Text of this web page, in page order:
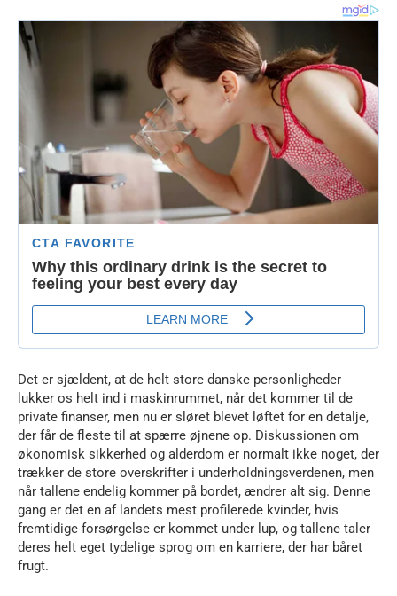
Det er sjældent, at de helt store danske personligheder
lukker os helt ind i maskinrummet, når det kommer til de
private finanser, men nu er sløret blevet løftet for en detalje,
der får de fleste til at spærre øjnene op. Diskussionen om
økonomisk sikkerhed og alderdom er normalt ikke noget, der
trækker de store overskrifter i underholdningsverdenen, men
når tallene endelig kommer på bordet, ændrer alt sig. Denne
gang er det en af landets mest profilerede kvinder, hvis
fremtidige forsørgelse er kommet under lup, og tallene taler
deres helt eget tydelige sprog om en karriere, der har båret
frugt.